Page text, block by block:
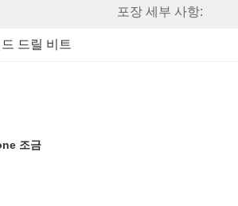
포장 세부 사항:
드릴 비트
조금